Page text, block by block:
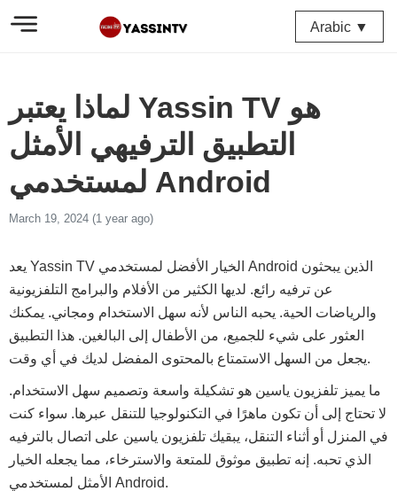
Arabic ▼
لماذا يعتبر Yassin TV هو
التطبيق الترفيهي الأمثل
لمستخدمي Android
March 19, 2024 (1 year ago)
يعد Yassin TV الخيار الأفضل لمستخدمي Android الذين يبحثون
عن ترفيه رائع. لديها الكثير من الأفلام والبرامج التلفزيونية
والرياضات الحية. يحبه الناس لأنه سهل الاستخدام ومجاني. يمكنك
العثور على شيء للجميع، من الأطفال إلى البالغين. هذا التطبيق
يجعل من السهل الاستمتاع بالمحتوى المفضل لديك في أي وقت.
ما يميز تلفزيون ياسين هو تشكيلة واسعة وتصميم سهل الاستخدام.
لا تحتاج إلى أن تكون ماهرًا في التكنولوجيا للتنقل عبرها. سواء كنت
في المنزل أو أثناء التنقل، يبقيك تلفزيون ياسين على اتصال بالترفيه
الذي تحبه. إنه تطبيق موثوق للمتعة والاسترخاء، مما يجعله الخيار
الأمثل لمستخدمي Android.